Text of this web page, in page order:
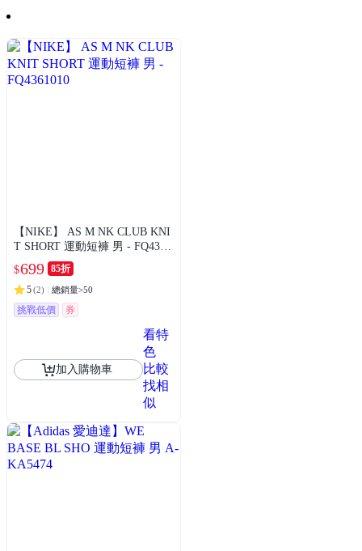
【NIKE】 AS M NK CLUB KNI
T SHORT 運動短褲 男 - FQ4361
010
$699 85折
5(2) 總銷量>50
挑戰低價 券
加入購物車
看特
色
比較
找相
似